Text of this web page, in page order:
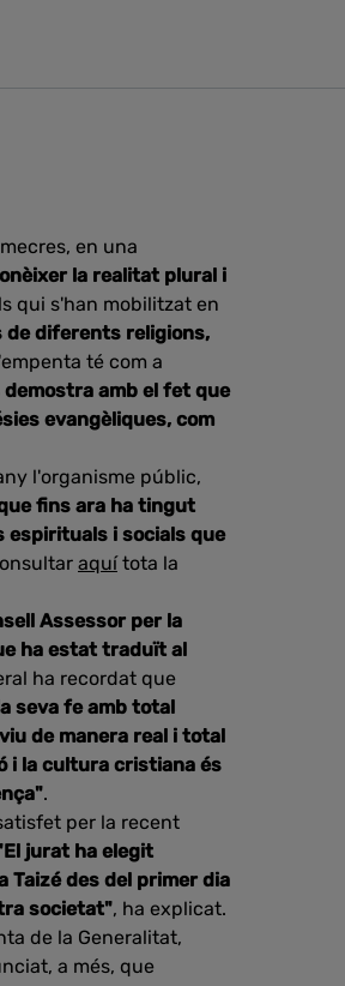
en una
la realitat plural i
qui s'han mobilitzat en
de diferents religions,
té com a
demostra amb el fet que
evangèliques, com
l'organisme públic,
fins ara ha tingut
espirituals i socials que
aquítota la
Assessor per la
ha estat traduït al
ha recordat que
seva fe amb total
de manera real i total
i la cultura cristiana és
.
per la recent
jurat ha elegit
des del primer dia
societat", ha explicat.
de la Generalitat,
a més, que